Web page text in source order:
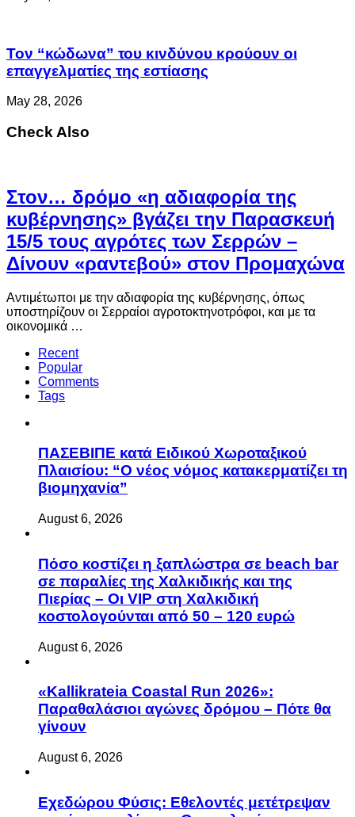
Τον “κώδωνα” του κινδύνου κρούουν οι
επαγγελματίες της εστίασης
May 28, 2026
Check Also
Στον… δρόμο «η αδιαφορία της
κυβέρνησης» βγάζει την Παρασκευή
15/5 τους αγρότες των Σερρών –
Δίνουν «ραντεβού» στον Προμαχώνα
Αντιμέτωποι με την αδιαφορία της κυβέρνησης, όπως
υποστηρίζουν οι Σερραίοι αγροτοκτηνοτρόφοι, και με τα
οικονομικά …
Recent
Popular
Comments
Tags
ΠΑΣΕΒΙΠΕ κατά Ειδικού Χωροταξικού
Πλαισίου: “Ο νέος νόμος κατακερματίζει τη
βιομηχανία”
August 6, 2026
Πόσο κοστίζει η ξαπλώστρα σε beach bar
σε παραλίες της Χαλκιδικής και της
Πιερίας – Οι VIP στη Χαλκιδική
κοστολογούνται από 50 – 120 ευρώ
August 6, 2026
«Kallikrateia Coastal Run 2026»:
Παραθαλάσιοι αγώνες δρόμου – Πότε θα
γίνουν
August 6, 2026
Eχεδώρου Φύσις: Εθελοντές μετέτρεψαν